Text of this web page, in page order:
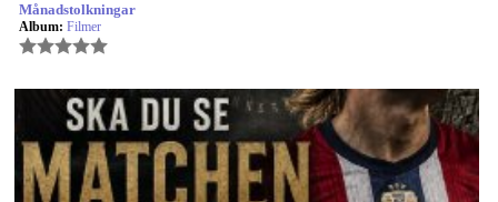
Månadstolkningar
Album: Filmer